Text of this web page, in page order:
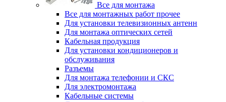
Все для монтажа
Все для монтажных работ прочее
Для установки телевизионных антенн
Для монтажа оптических сетей
Кабельная продукция
Для установки кондиционеров и
обслуживания
Разъемы
Для монтажа телефонии и СКС
Для электромонтажа
Кабельные системы